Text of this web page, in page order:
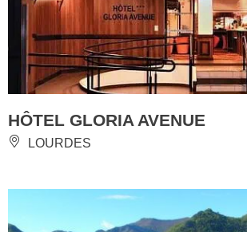
HÔTEL GLORIA AVENUE
LOURDES